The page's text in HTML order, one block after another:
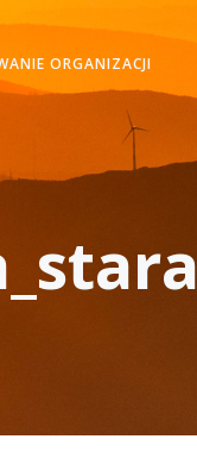
ORGANIZACJI